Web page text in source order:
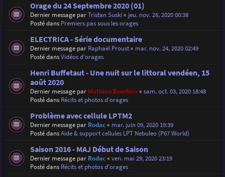
Orage du 24 Septembre 2020 (01)
Dernier message parTristan Suski« jeu. nov. 26, 2020 00:38
Posté dans Premiers pas sous les orages
ELECTRICA - Série documentaire
Dernier message par Raphaël Proust« mar. nov. 24, 2020 02:49
Posté dansVidéos d'orages
Henri Buffetaut - Une nuit sur le littoral vendéen, 15
août 2020
Dernier message par Mathieu Brochier« sam. oct. 03, 2020 18:48
Posté dans Récits et photos d'orages
Problème avec cellule LPTM2
Dernier message par Rodac« mar. juin 09, 2020 19:39
Posté dansAide & support cellules LPT Nebuleo (P67 World)
Saison 2016 - MAJ Début de Saison
Dernier message par Rodac« ven. mai 29, 2020 23:19
Posté dans Récits et photos d'orages